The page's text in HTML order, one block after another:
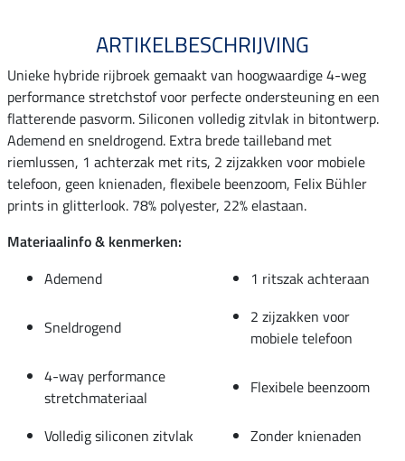
ARTIKELBESCHRIJVING
Unieke hybride rijbroek gemaakt van hoogwaardige 4-weg
performance stretchstof voor perfecte ondersteuning en een
flatterende pasvorm. Siliconen volledig zitvlak in bitontwerp.
Ademend en sneldrogend. Extra brede tailleband met
riemlussen, 1 achterzak met rits, 2 zijzakken voor mobiele
telefoon, geen knienaden, flexibele beenzoom, Felix Bühler
prints in glitterlook. 78% polyester, 22% elastaan.
Materiaalinfo & kenmerken:
Ademend
1 ritszak achteraan
Sneldrogend
2 zijzakken voor
mobiele telefoon
4-way performance
stretchmateriaal
Flexibele beenzoom
Volledig siliconen zitvlak
Zonder knienaden